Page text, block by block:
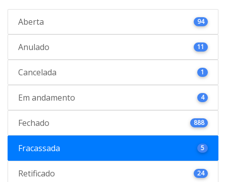
Aberta 94
Anulado 11
Cancelada 1
Em andamento 4
Fechado 888
Fracassada 5
Retificado 24